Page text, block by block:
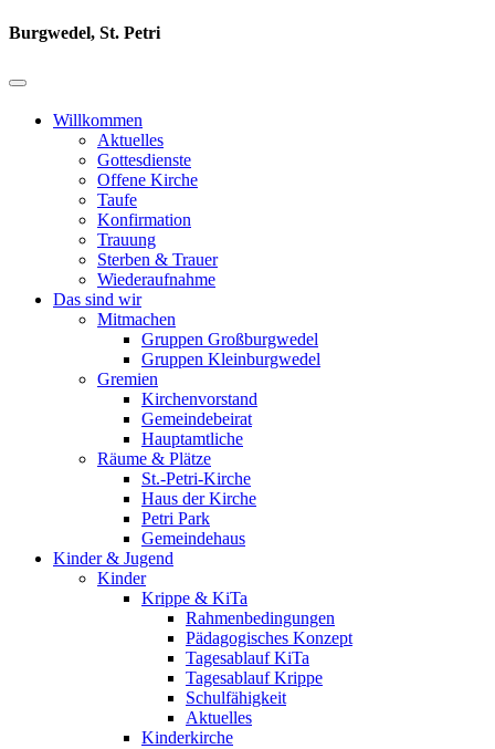
Burgwedel, St. Petri
Willkommen
Aktuelles
Gottesdienste
Offene Kirche
Taufe
Konfirmation
Trauung
Sterben & Trauer
Wiederaufnahme
Das sind wir
Mitmachen
Gruppen Großburgwedel
Gruppen Kleinburgwedel
Gremien
Kirchenvorstand
Gemeindebeirat
Hauptamtliche
Räume & Plätze
St.-Petri-Kirche
Haus der Kirche
Petri Park
Gemeindehaus
Kinder & Jugend
Kinder
Krippe & KiTa
Rahmenbedingungen
Pädagogisches Konzept
Tagesablauf KiTa
Tagesablauf Krippe
Schulfähigkeit
Aktuelles
Kinderkirche